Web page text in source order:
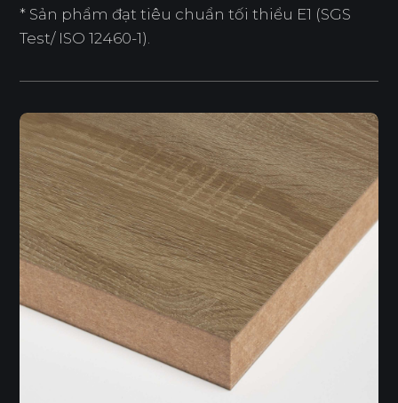
* Sản phẩm đạt tiêu chuẩn tối thiểu E1 (SGS
Test/ ISO 12460-1).